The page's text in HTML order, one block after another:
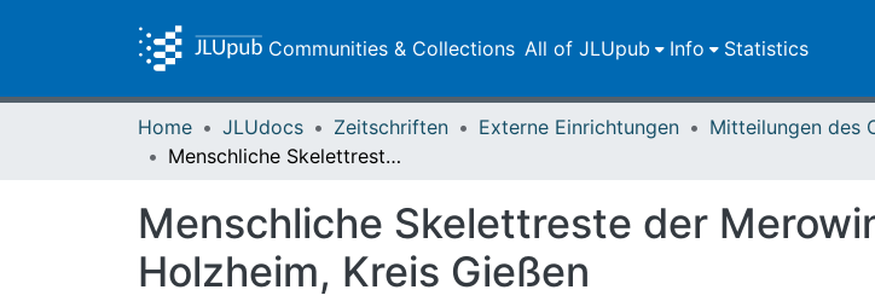
Communities & Collections All of JLUpub Info Statistics
Home JLUdocs Zeitschriften Externe Einrichtungen
Menschliche Skelettreste der Merowinger- und Karolingerzeit aus Holzheim, Kreis Gießen
Menschliche Skelettreste der
Holzheim, Kreis Gießen